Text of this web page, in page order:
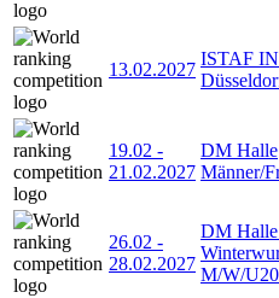
13.02.2027
ISTAF
19.02 -
21.02.2027
DM Halle
Männer/
26.02 -
28.02.2027
DM
M/W/